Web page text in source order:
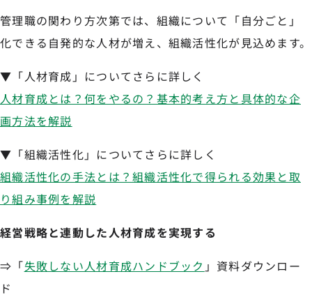
管理職の関わり方次第では、組織について「自分ごと」
化できる自発的な人材が増え、組織活性化が見込めます。
▼「人材育成」についてさらに詳しく
人材育成とは？何をやるの？基本的考え方と具体的な企
画方法を解説
▼「組織活性化」についてさらに詳しく
組織活性化の手法とは？組織活性化で得られる効果と取
り組み事例を解説
経営戦略と連動した人材育成を実現する
⇒「失敗しない人材育成ハンドブック 」資料ダウンロー
ド